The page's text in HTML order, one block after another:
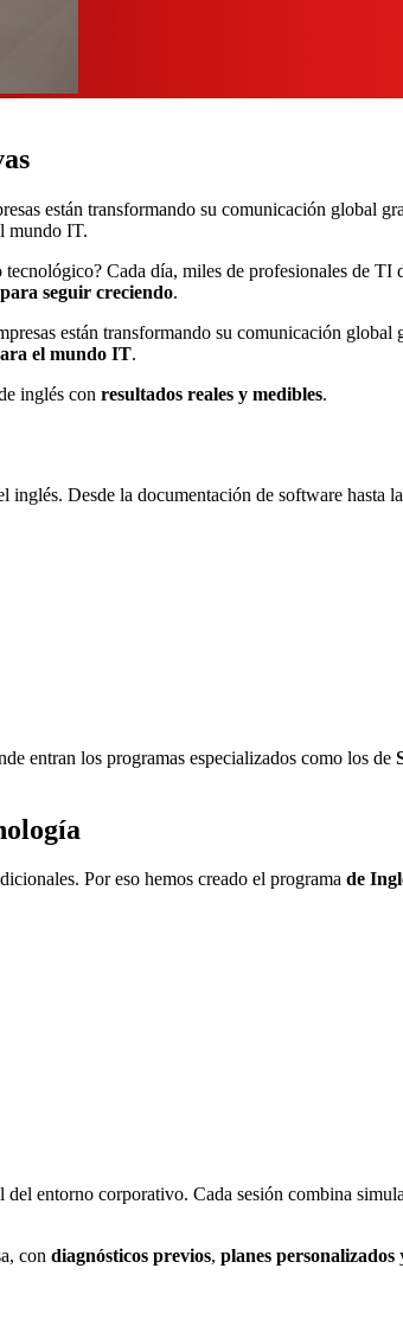
están transformando su comunicación global
mundo IT.
Cada día, miles de profesionales de
seguir creciendo.
están transformando su comunicación global
el mundo IT.
inglés con resultados reales y medibles.
Desde la documentación de software hasta
entran los programas especializados como los de
Por eso hemos creado el programa de
del entorno corporativo. Cada sesión combina
con diagnósticos previos, planes personalizados